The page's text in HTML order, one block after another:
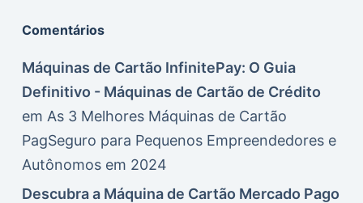
Comentários
Máquinas de Cartão InfinitePay: O Guia
Definitivo - Máquinas de Cartão de Crédito
em As 3 Melhores Máquinas de Cartão
PagSeguro para Pequenos Empreendedores e
Autônomos em 2024
Descubra a Máquina de Cartão Mercado Pago